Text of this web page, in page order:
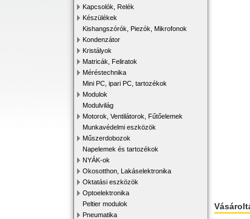
Kapcsolók, Relék
Készülékek
Kishangszórók, Piezók, Mikrofonok
Kondenzátor
Kristályok
Matricák, Feliratok
Méréstechnika
Mini PC, ipari PC, tartozékok
Modulok
Modulvilág
Motorok, Ventilátorok, Fűtőelemek
Munkavédelmi eszközök
Műszerdobozok
Napelemek és tartozékok
NYÁK-ok
Okosotthon, Lakáselektronika
Oktatási eszközök
Optoelektronika
Peltier modulok
Pneumatika